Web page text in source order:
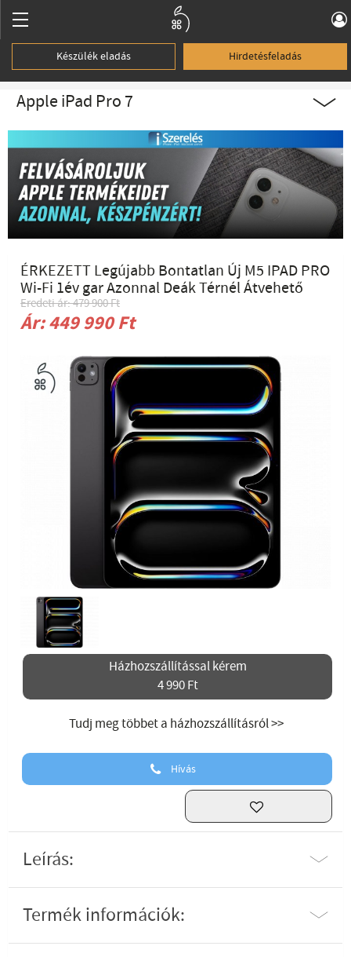
Készülék eladás Hirdetésfeladás
Apple iPad Pro 7
ÉRKEZETT Legújabb Bontatlan Új M5 IPAD PRO
Wi-Fi 1év gar Azonnal Deák Térnél Átvehető
Eredeti ár: 479 900 Ft
Ár: 449 990 Ft
Házhozszállítással kérem
4 990 Ft
Tudj meg többet a házhozszállításról >>
Hívás
Leírás:
Termék információk: